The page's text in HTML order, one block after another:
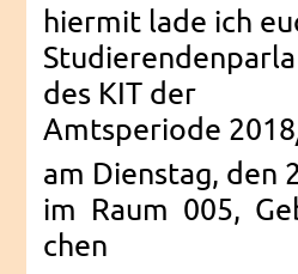
hier­mit lade ich
des KIT der
Amts­pe­ri­ode
am Diens­tag, den
im Raum 005,
chen